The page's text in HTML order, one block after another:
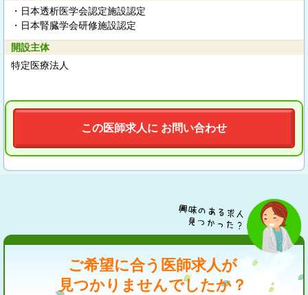
・日本透析医学会認定施設認定
・日本腎臓学会研修施設認定
開設主体
特定医療法人
この医師求人に お問い合わせ
ご希望に合う医師求人が
見つかりませんでしたか？